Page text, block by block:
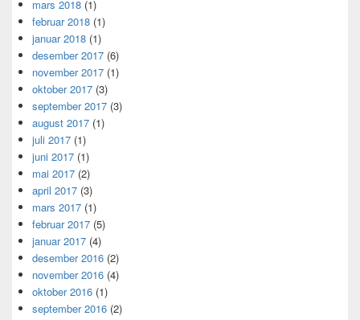
mars 2018 (1)
februar 2018 (1)
januar 2018 (1)
desember 2017 (6)
november 2017 (1)
oktober 2017 (3)
september 2017 (3)
august 2017 (1)
juli 2017 (1)
juni 2017 (1)
mai 2017 (2)
april 2017 (3)
mars 2017 (1)
februar 2017 (5)
januar 2017 (4)
desember 2016 (2)
november 2016 (4)
oktober 2016 (1)
september 2016 (2)